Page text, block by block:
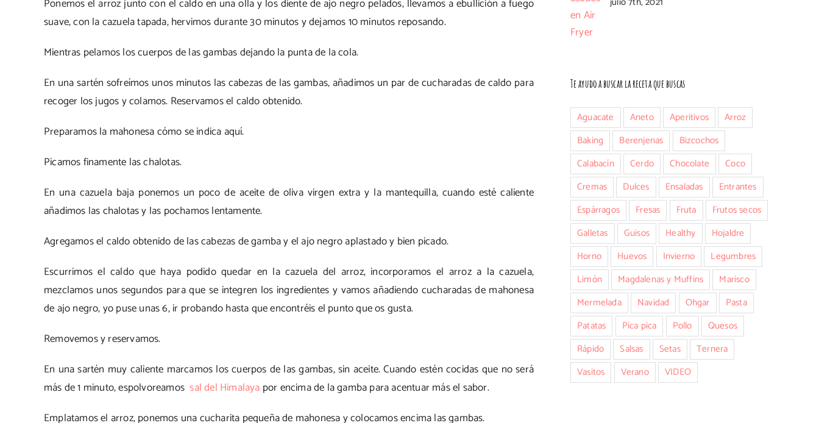
Ponemos el arroz junto con el caldo en una olla y los diente de ajo negro pelados, llevamos a ebullición a fuego
suave, con la cazuela tapada, hervimos durante 30 minutos y dejamos 10 minutos reposando.
Mientras pelamos los cuerpos de las gambas dejando la punta de la cola.
En una sartén sofreímos unos minutos las cabezas de las gambas, añadimos un par de cucharadas de caldo para
recoger los jugos y colamos. Reservamos el caldo obtenido.
Preparamos la mahonesa cómo se indica aquí.
Picamos finamente las chalotas.
En una cazuela baja ponemos un poco de aceite de oliva virgen extra y la mantequilla, cuando esté caliente
añadimos las chalotas y las pochamos lentamente.
Agregamos el caldo obtenido de las cabezas de gamba y el ajo negro aplastado y bien picado.
Escurrimos el caldo que haya podido quedar en la cazuela del arroz, incorporamos el arroz a la cazuela,
mezclamos unos segundos para que se integren los ingredientes y vamos añadiendo cucharadas de mahonesa
de ajo negro, yo puse unas 6, ir probando hasta que encontréis el punto que os gusta.
Removemos y reservamos.
En una sartén muy caliente marcamos los cuerpos de las gambas, sin aceite. Cuando estén cocidas que no será
más de 1 minuto, espolvoreamossal del Himalaya por encima de la gamba para acentuar más el sabor.
Emplatamos el arroz, ponemos una cucharita pequeña de mahonesa y colocamos encima las gambas.
Te ayudo a buscar la receta que buscas
Aguacate Aneto Aperitivos
Arroz
Baking
Berenjenas
Bizcochos
Calabacín
Cerdo Chocolate
Coco
Cremas
Dulces Ensaladas
Entrantes
Espárragos
Fresas Fruta
Frutos secos
Galletas
Guisos Healthy
Hojaldre
Horno
Huevos Invierno
Legumbres
Limón
Magdalenas y Muffins
Marisco
Mermelada
Navidad Ohgar
Pasta
Patatas
Pica pica Pollo
Quesos
Rápido
Salsas Setas
Ternera
Vasitos
Verano VIDEO